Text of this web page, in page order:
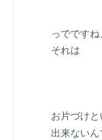
っでですね
それは
お片づけと
出来ないん